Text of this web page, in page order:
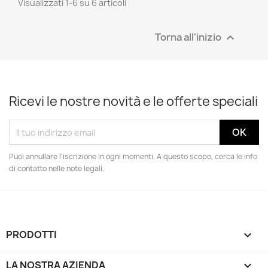
Visualizzati 1-6 su 6 articoli
Torna all'inizio 
Ricevi le nostre novità e le offerte speciali
Puoi annullare l'iscrizione in ogni momenti. A questo scopo, cerca le info
di contatto nelle note legali.
PRODOTTI 
LA NOSTRA AZIENDA